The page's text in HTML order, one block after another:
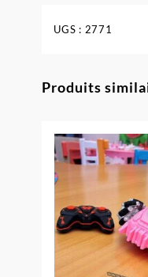
UGS : 2771
Produits